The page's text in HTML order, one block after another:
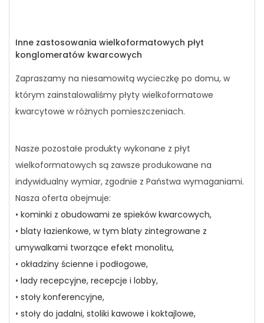
Inne zastosowania wielkoformatowych płyt
konglomeratów kwarcowych
Zapraszamy na niesamowitą wycieczkę po domu, w
którym zainstalowaliśmy płyty wielkoformatowe
kwarcytowe w różnych pomieszczeniach.
Nasze pozostałe produkty wykonane z płyt
wielkoformatowych są zawsze produkowane na
indywidualny wymiar, zgodnie z Państwa wymaganiami.
Nasza oferta obejmuje:
• kominki z obudowami ze spieków kwarcowych,
• blaty łazienkowe, w tym blaty zintegrowane z
umywalkami tworzące efekt monolitu,
• okładziny ścienne i podłogowe,
• lady recepcyjne, recepcje i lobby,
• stoły konferencyjne,
• stoły do jadalni, stoliki kawowe i koktajlowe,